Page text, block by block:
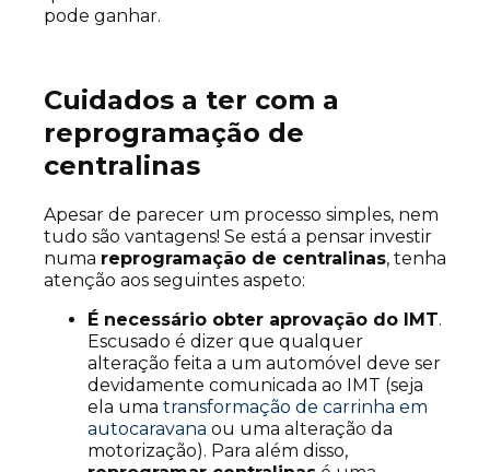
pode ganhar.
Cuidados a ter com a
reprogramação de
centralinas
Apesar de parecer um processo simples, nem
tudo são vantagens! Se está a pensar investir
numa reprogramação de centralinas, tenha
atenção aos seguintes aspeto:
É necessário obter aprovação do IMT.
Escusado é dizer que qualquer
alteração feita a um automóvel deve ser
devidamente comunicada ao IMT (seja
ela uma transformação de carrinha em
autocaravana ou uma alteração da
motorização). Para além disso,